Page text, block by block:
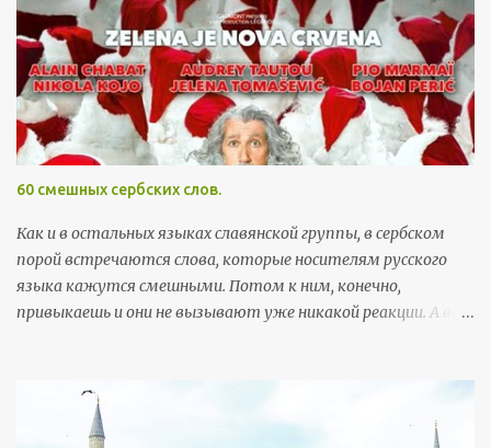
и
т
ь
к
о
м
е
н
т
а
р
60 смешных сербских слов.
Как и в остальных языках славянской группы, в сербском
порой встречаются слова, которые носителям русского
языка кажутся смешными. Потом к ним, конечно,
привыкаешь и они не вызывают уже никакой реакции. А вот
примеры, которые можно встретить в повседневной
жизни. Так как пост скорее развлекательный, а не
образовательный, слова приведены без ударений (кстати, с